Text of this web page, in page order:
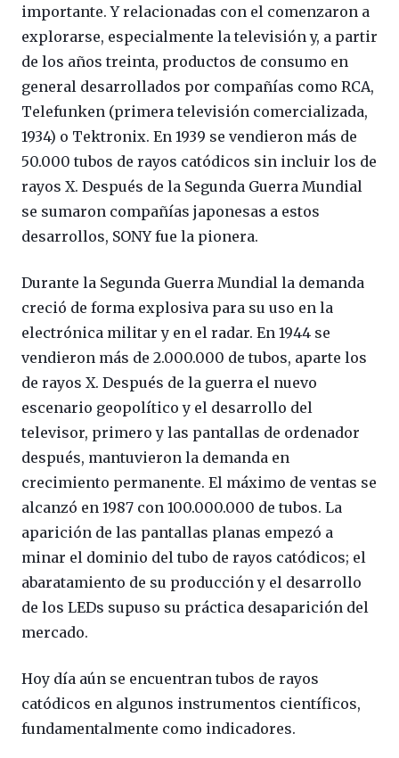
importante. Y relacionadas con el comenzaron a
explorarse, especialmente la televisión y, a partir
de los años treinta, productos de consumo en
general desarrollados por compañías como RCA,
Telefunken (primera televisión comercializada,
1934) o Tektronix. En 1939 se vendieron más de
50.000 tubos de rayos catódicos sin incluir los de
rayos X. Después de la Segunda Guerra Mundial
se sumaron compañías japonesas a estos
desarrollos, SONY fue la pionera.
Durante la Segunda Guerra Mundial la demanda
creció de forma explosiva para su uso en la
electrónica militar y en el radar. En 1944 se
vendieron más de 2.000.000 de tubos, aparte los
de rayos X. Después de la guerra el nuevo
escenario geopolítico y el desarrollo del
televisor, primero y las pantallas de ordenador
después, mantuvieron la demanda en
crecimiento permanente. El máximo de ventas se
alcanzó en 1987 con 100.000.000 de tubos. La
aparición de las pantallas planas empezó a
minar el dominio del tubo de rayos catódicos; el
abaratamiento de su producción y el desarrollo
de los LEDs supuso su práctica desaparición del
mercado.
Hoy día aún se encuentran tubos de rayos
catódicos en algunos instrumentos científicos,
fundamentalmente como indicadores.